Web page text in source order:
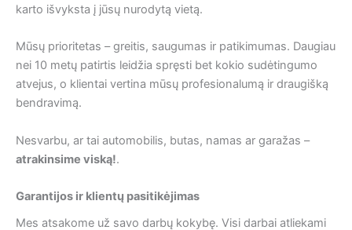
karto išvyksta į jūsų nurodytą vietą.
Mūsų prioritetas – greitis, saugumas ir patikimumas. Daugiau
nei 10 metų patirtis leidžia spręsti bet kokio sudėtingumo
atvejus, o klientai vertina mūsų profesionalumą ir draugišką
bendravimą.
Nesvarbu, ar tai automobilis, butas, namas ar garažas –
atrakinsime viską!.
Garantijos ir klientų pasitikėjimas
Mes atsakome už savo darbų kokybę. Visi darbai atliekami